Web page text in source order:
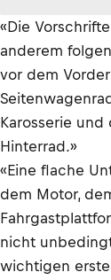
«Die
anderem
vor dem
Karosserie
Hinterrad.»
«Eine flache
dem Motor,
nicht
wichtigen